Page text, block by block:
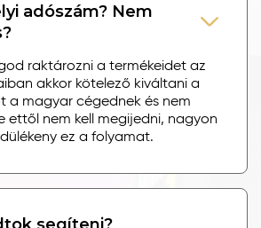
adószám? Nem
raktározni a termékeidet az
akkor kötelező kiváltani a
a magyar cégednek és nem
ettől nem kell megijedni, nagyon
ez a folyamat.
segíteni?